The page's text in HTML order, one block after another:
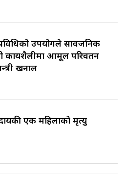
उपयोगले सार्वजनिक
कार्यशैलीमा आमूल परिवर्तन
खनाल
एक महिलाको मृत्यु